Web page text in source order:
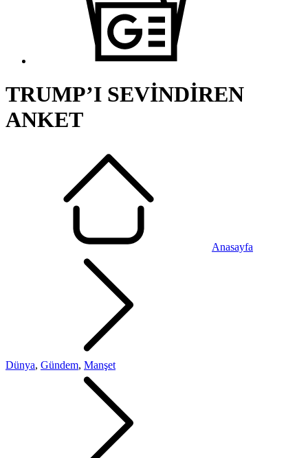
TRUMP’I SEVİNDİREN
ANKET
Anasayfa
Dünya, Gündem, Manşet